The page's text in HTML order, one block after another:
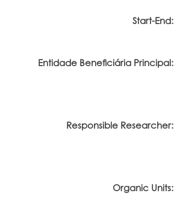
Start-End:
Entidade Beneficiária Principal:
Responsible Researcher:
Organic Units: